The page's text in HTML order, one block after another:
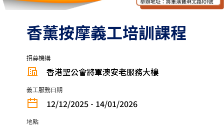
香薰按摩義工培訓課程
招募機構
香港聖公會將軍澳安老服務大樓
義工服務日期
12/12/2025 - 14/01/2026
地點